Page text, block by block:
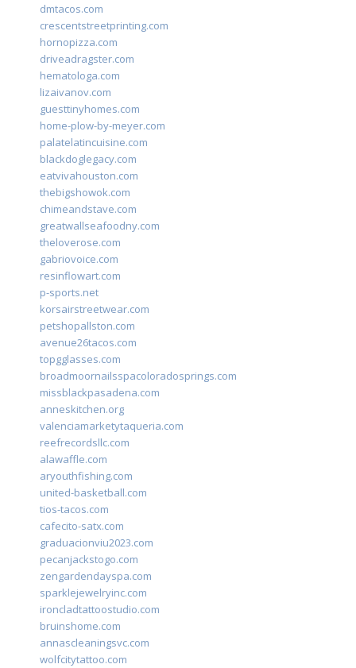
dmtacos.com
crescentstreetprinting.com
hornopizza.com
driveadragster.com
hematologa.com
lizaivanov.com
guesttinyhomes.com
home-plow-by-meyer.com
palatelatincuisine.com
blackdoglegacy.com
eatvivahouston.com
thebigshowok.com
chimeandstave.com
greatwallseafoodny.com
theloverose.com
gabriovoice.com
resinflowart.com
p-sports.net
korsairstreetwear.com
petshopallston.com
avenue26tacos.com
topgglasses.com
broadmoornailsspacoloradosprings.com
missblackpasadena.com
anneskitchen.org
valenciamarketytaqueria.com
reefrecordsllc.com
alawaffle.com
aryouthfishing.com
united-basketball.com
tios-tacos.com
cafecito-satx.com
graduacionviu2023.com
pecanjackstogo.com
zengardendayspa.com
sparklejewelryinc.com
ironcladtattoostudio.com
bruinshome.com
annascleaningsvc.com
wolfcitytattoo.com